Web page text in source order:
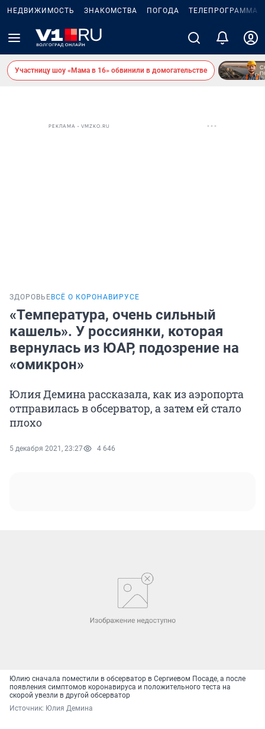
НЕДВИЖИМОСТЬ ЗНАКОМСТВА ПОГОДА ТЕЛЕПРОГРАММА
Участницу шоу «Мама в 16» обвинили в домогательстве
РЕКЛАМА • VMZKO.RU
ЗДОРОВЬЕ ВСЁ О КОРОНАВИРУСЕ
«Температура, очень сильный
кашель». У россиянки, которая
вернулась из ЮАР, подозрение на
«омикрон»
Юлия Демина рассказала, как из аэропорта
отправилась в обсерватор, а затем ей стало
плохо
5 декабря 2021, 23:27 4 646
Юлию сначала поместили в обсерватор в Сергиевом Посаде, а после
появления симптомов коронавируса и положительного теста на
скорой увезли в другой обсерватор
Источник: Юлия Демина